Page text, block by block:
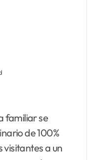
familiar se
de 100%
a un